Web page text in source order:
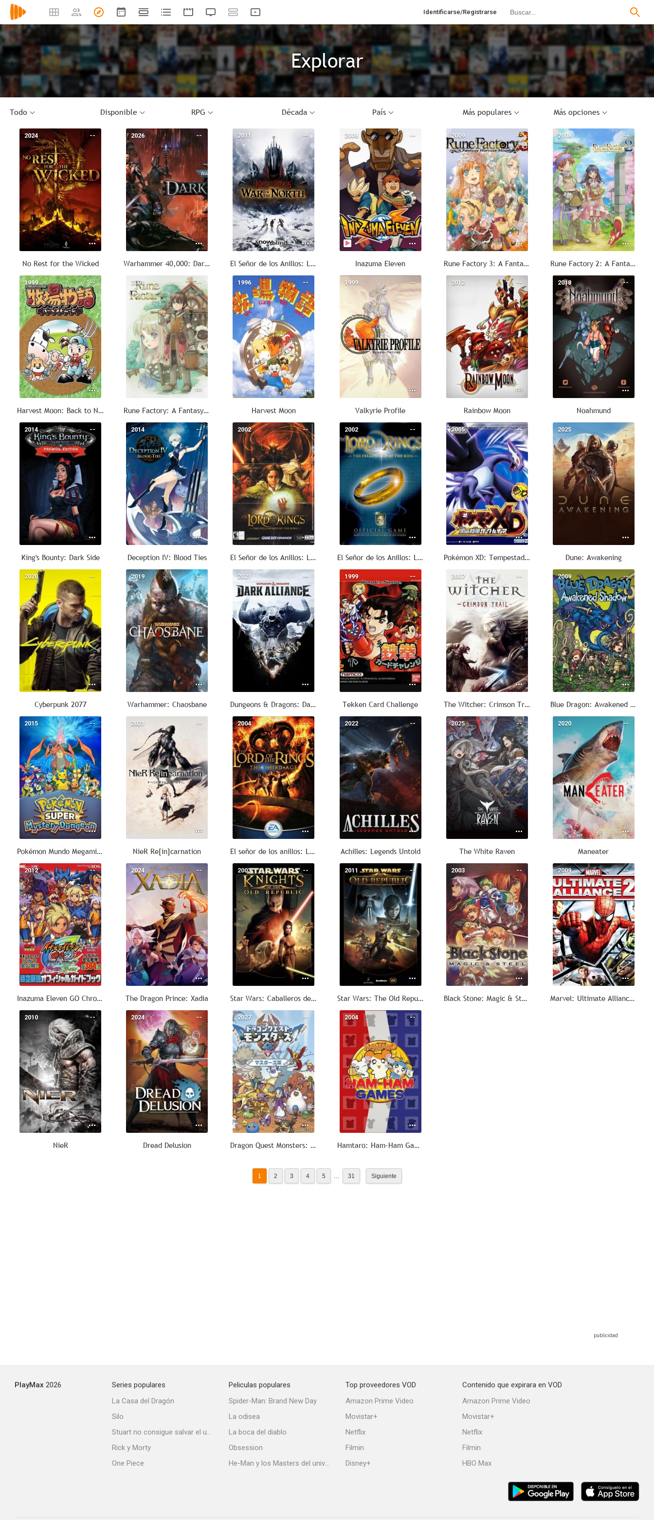
Identificarse/Registrarse
Explorar
Todo Disponible RPG Década País Más populares Más opciones
--
2024
No Rest for the Wicked
--
2026
Warhammer 40,000: Dark Heresy
--
2011
El Señor de los Anillos: La Guerra del Norte
--
2008
Inazuma Eleven
--
2009
Rune Factory 3: A Fantasy Harvest Moon
--
2008
Rune Factory 2: A Fantasy Harvest Moon
--
1999
Harvest Moon: Back to Nature
--
2006
Rune Factory: A Fantasy Harvest Moon
--
1996
Harvest Moon
--
1999
Valkyrie Profile
--
2012
Rainbow Moon
--
2018
Noahmund
--
2014
King's Bounty: Dark Side
--
2014
Deception IV: Blood Ties
--
2002
El Señor de los Anillos: La Comunidad del Anillo (GBA)
--
2002
El Señor de los Anillos: La Comunidad del Anillo (Videojuego)
--
2005
Pokémon XD: Tempestad oscura
--
2025
Dune: Awakening
--
2020
Cyberpunk 2077
--
2019
Warhammer: Chaosbane
--
2021
Dungeons & Dragons: Dark Alliance
--
1999
Tekken Card Challenge
--
2007
The Witcher: Crimson Trail
--
2009
Blue Dragon: Awakened Shadow
--
2015
Pokémon Mundo Megamisterioso
--
2021
NieR Re[in]carnation
--
2004
El señor de los anillos: La tercera edad
--
2022
Achilles: Legends Untold
--
2025
The White Raven
--
2020
Maneater
--
2012
Inazuma Eleven GO Chrono Stones
--
2024
The Dragon Prince: Xadia
--
2003
Star Wars: Caballeros de la Antigua República
--
2011
Star Wars: The Old Republic
--
2003
Black Stone: Magic & Steel
--
2009
Marvel: Ultimate Alliance 2
--
2010
NieR
--
2024
Dread Delusion
--
2027
Dragon Quest Monsters: El reino marchito
--
2004
Hamtaro: Ham-Ham Games
1 2 3 4 5 ... 31 Siguiente
PlayMax 2026
Series populares
La Casa del Dragón
Silo
Stuart no consigue salvar el universo
Rick y Morty
One Piece
Peliculas populares
Spider-Man: Brand New Day
La odisea
La boca del diablo
Obsession
He-Man y los Masters del universo
Top proveedores VOD
Amazon Prime Video
Movistar+
Netflix
Filmin
Disney+
Contenido que expirara en VOD
Amazon Prime Video
Movistar+
Netflix
Filmin
HBO Max